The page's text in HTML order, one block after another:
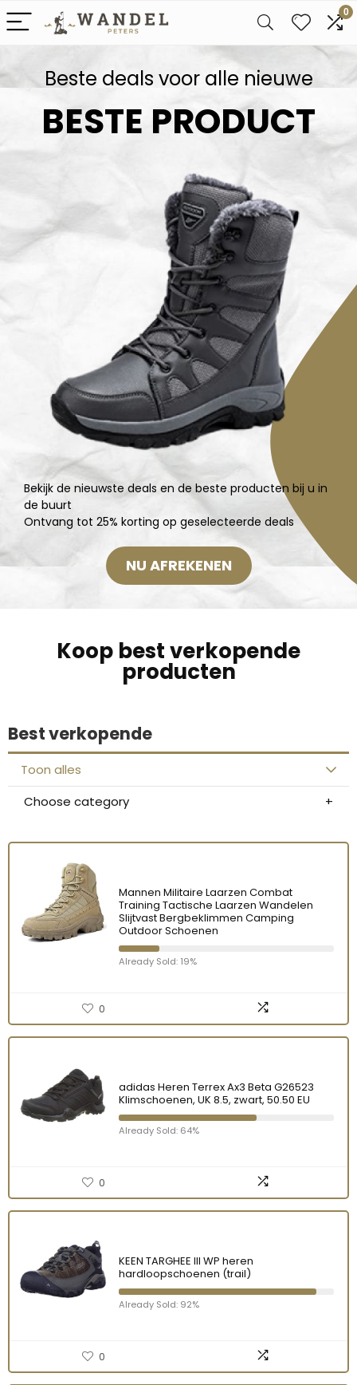
0
Beste deals voor alle nieuwe
BESTE PRODUCT
Bekijk de nieuwste deals en de beste producten bij u in
de buurt
Ontvang tot 25% korting op geselecteerde deals
NU AFREKENEN
Koop best verkopende
producten
Best verkopende
Toon alles
Choose category
Mannen Militaire Laarzen Combat
Training Tactische Laarzen Wandelen
Slijtvast Bergbeklimmen Camping
Outdoor Schoenen
Already Sold: 19%
0
adidas Heren Terrex Ax3 Beta G26523
Klimschoenen, UK 8.5, zwart, 50.50 EU
Already Sold: 64%
0
KEEN TARGHEE III WP heren
hardloopschoenen (trail)
Already Sold: 92%
0